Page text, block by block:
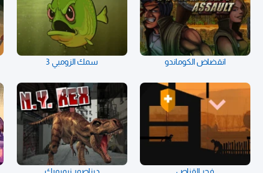
انقضاض الكوماندو سمك الزومبي 3
فجر القناص ديناصور نيويورك